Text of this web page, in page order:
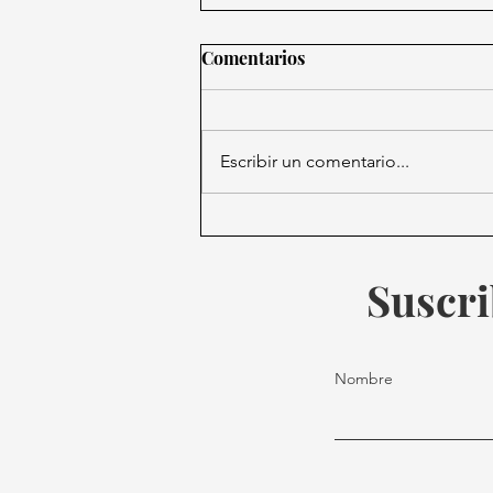
Comentarios
Escribir un comentario...
Nombre